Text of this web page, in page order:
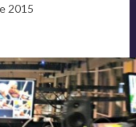
2015